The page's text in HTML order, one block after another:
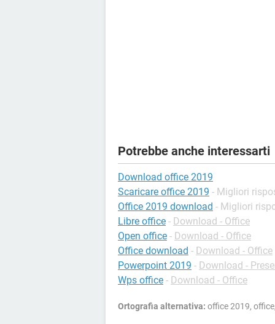
Potrebbe anche interessarti
Download office 2019
Scaricare office 2019 - Migliori
Office 2019 download - Migliori
Libre office - Download - Office
Open office - Download - Office
Office download - Download - Office
Powerpoint 2019 - Download -
Wps office - Download - Office
Ortografia alternativa: office 2019,